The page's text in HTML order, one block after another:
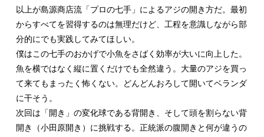
以上が島源商店流「プロの七手」によるアジの開き方だ。最初
からすべてを習得するのは無理だけど、工程を意識しながら部
分的にでも実践してみてほしい。
僕はこの七手のおかげで小魚をさばく効率が大いに向上した。
魚を横ではなく縦に置くだけでも全然違う。大量のアジを買っ
て来てもまったく怖くない。どんどんおろして開いてベランダ
に干そう。
次回は「開き」の変化球である背開き、そして頭を割らない背
開き（小田原開き）に挑戦する。正統派の腹開きと何が違うの